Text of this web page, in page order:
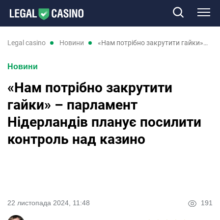
Казино
Нові казино
Відгуки
legal casino новини «Нам потрібно закрутити гайки» – парламент Нідерландів планує посилити контроль над казино
Новини
«Нам потрібно закрутити
гайки» – парламент
Нідерландів планує посилити
контроль над казино
22 листопада 2024, 11:48 191